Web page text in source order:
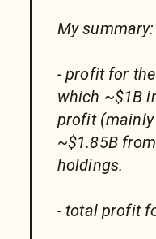
My summary:
- profit for
which ~$1B
profit (mainly
~$1.85B
holdings.
- total profit